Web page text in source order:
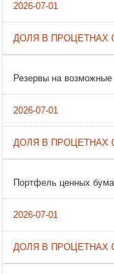
Резервы на
Портфель ценных